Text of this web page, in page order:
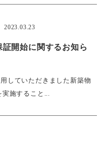
2023.03.23
証開始に関するお知ら
していただきました新築物
施すること...